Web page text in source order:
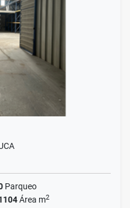
Parqueo
Área m2